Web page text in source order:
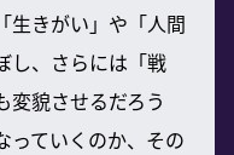
生きがい」や「人間
し、さらには「戦
変貌させるだろう
っていくのか、その